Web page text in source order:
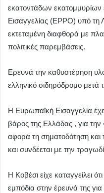
εκατοντάδων
Εισαγγελίας (EPPO) υπό
εκτεταμένη διαφθορά με
πολιτικές παρεμβάσεις.
Ερευνά την καθυστέρηση
ελληνικό σιδηρόδρομο μετά
Η Ευρωπαϊκή Εισαγγελία
βάρος της Ελλάδας , για
αφορά τη σηματοδότηση και
και συνδέεται με την
Η Κοβέσι είχε καταγγείλει
εμπόδια στην έρευνά της